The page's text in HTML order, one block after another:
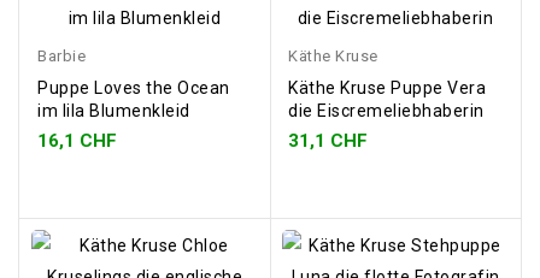
Barbie
Puppe Loves the Ocean
im lila Blumenkleid
16,1 CHF
Käthe Kruse
Käthe Kruse Puppe Vera
die Eiscremeliebhaberin
31,1 CHF